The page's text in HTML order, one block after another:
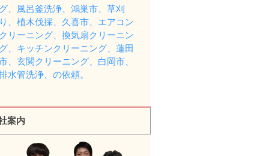
、風呂釜洗浄、鴻巣市、草刈
、植木伐採、久喜市、エアコン
リーニング、換気扇クリーニン
、キッチンクリーニング、蓮田
、玄関クリーニング、白岡市、
水管洗浄、の依頼。
案内